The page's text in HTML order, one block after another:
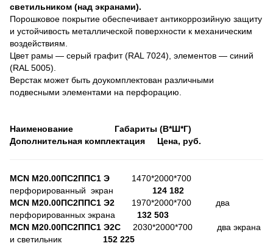
светильником (над экранами).
Порошковое покрытие обеспечивает антикоррозийную защиту
и устойчивость металлической поверхности к механическим
воздействиям.
Цвет рамы — серый графит (RAL 7024), элементов — синий
(RAL 5005).
Верстак может быть доукомплектован различными
подвесными элементами на перфорацию.
Наименование Габариты (В*Ш*Г)
Дополнительная комплектация Цена, руб.
MCN М20.00ПС2ППС1 Э 1470*2000*700
перфорированный экран 124 182
MCN М20.00ПС2ППС1 Э2 1970*2000*700 два
перфорированных экрана 132 503
MCN М20.00ПС2ППС1 Э2С 2030*2000*700 два экрана
и светильник 152 225